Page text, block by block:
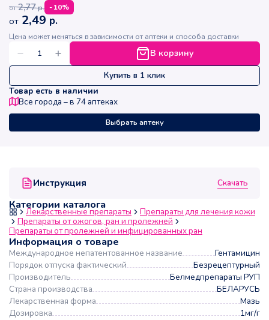
Инструкция Скачать
Категории каталога
Лекарственные препараты
Препараты для лечения кожи
Препараты от ожогов, ран и пролежней
Препараты от пролежней и инфицированных ран
Информация о товаре
Международное непатентованное название
Гентамицин
Порядок отпуска фактический
Безрецептурный
Производитель
Белмедпрепараты РУП
Страна производства
БЕЛАРУСЬ
Лекарственная форма
Мазь
Дозировка
1мг/г
от 2,77р. -10%
от 2,49 р.
Цена может меняться в зависимости от аптеки и способа доставки
В корзину
Купить в 1 клик
Товар есть в наличии
Все города – в 74 аптеках
Выбрать аптеку